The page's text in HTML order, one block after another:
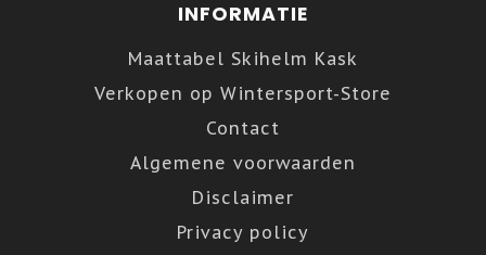
INFORMATIE
Maattabel Skihelm Kask
Verkopen op Wintersport-Store
Contact
Algemene voorwaarden
Disclaimer
Privacy policy